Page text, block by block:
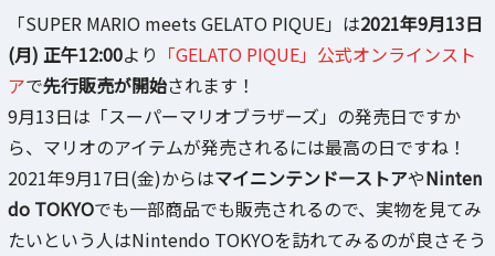
「SUPER MARIO meets GELATO PIQUE」は2021年9月13日
(月) 正午12:00より 「GELATO PIQUE」公式オンラインスト
アで先行販売が開始されます！
9月13日は「スーパーマリオブラザーズ」の発売日ですか
ら、マリオのアイテムが発売されるには最高の日ですね！
2021年9月17日(金)からはマイニンテンドーストアやNinten
do TOKYOでも一部商品でも販売されるので、実物を見てみ
たいという人はNintendo TOKYOを訪れてみるのが良さそう